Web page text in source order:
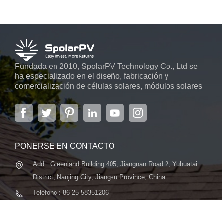
Fundada en 2010, SpolarPV Technology Co., Ltd se
ha especializado en el diseño, fabricación y
comercialización de células solares, módulos solares
y sistemas de energía solar. La empresa, ubicada en
la capital de la provincia de Jiangsu, Nanjing, con una
superficie de 6.000 m2, cuenta con sistemas
automáticos avanzados...
PONERSE EN CONTACTO
Add : Greenland Building 405, Jiangnan Road 2, Yuhuatai
District, Nanjing City, Jiangsu Province, China
Teléfono : 86 25 58351206